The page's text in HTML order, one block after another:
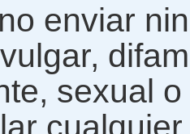
no enviar
sexual